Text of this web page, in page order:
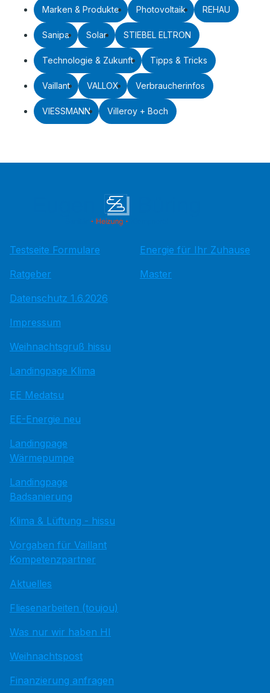
Marken & Produkte Photovoltaik REHAU
Sanipa Solar STIEBEL ELTRON
Technologie & Zukunft Tipps & Tricks
Vaillant VALLOX Verbraucherinfos
VIESSMANN Villeroy + Boch
Testseite Formulare
Ratgeber
Datenschutz 1.6.2026
Impressum
Weihnachtsgruß hissu
Landingpage Klima
EE Medatsu
EE-Energie neu
Landingpage
Wärmepumpe
Landingpage
Badsanierung
Klima & Lüftung - hissu
Vorgaben für Vaillant
Kompetenzpartner
Aktuelles
Fliesenarbeiten (toujou)
Was nur wir haben HI
Weihnachtspost
Finanzierung anfragen
Energie für Ihr Zuhause
Master